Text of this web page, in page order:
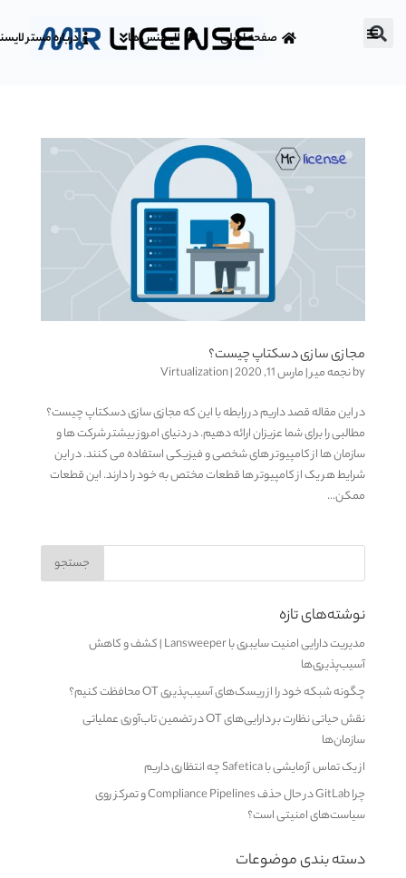
صفحه اصلی لایسنس ها درباره مستر
مجازی سازی دسکتاپ چیست؟
byنجمه میر|مارس 11, 2020 |
Virtualization
در این مقاله قصد داریم در رابطه با این که مجازی سازی دسکتاپ چیست؟
مطالبی را برای شما عزیزان ارائه دهیم. در دنیای امروز بیشتر شرکت ها و
سازمان ها از کامپیوتر های شخصی و فیزیکی استفاده می کنند. در این
شرایط هر یک از کامپیوتر ها قطعات مختص به خود را دارند. این قطعات
ممکن...
نوشته‌های تازه
مدیریت دارایی امنیت سایبری با Lansweeper | کشف و کاهش
آسیب‌پذیری‌ها
چگونه شبکه خود را از ریسک‌های آسیب‌پذیری OT محافظت کنیم؟
نقش حیاتی نظارت بر دارایی‌های OT در تضمین تاب‌آوری عملیاتی
سازمان‌ها
از یک تماس آزمایشی با Safetica چه انتظاری داریم
چرا GitLab در حال حذف Compliance Pipelines و تمرکز روی
سیاست‌های امنیتی است؟
دسته بندی موضوعات